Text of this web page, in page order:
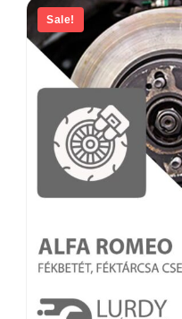
Sale!